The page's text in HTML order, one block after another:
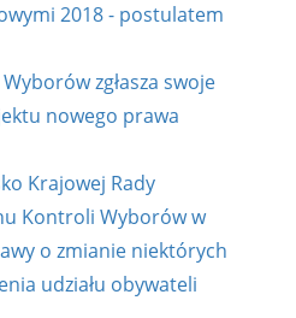
2018 - postulatem
zgłasza swoje
nowego prawa
Krajowej Rady
Kontroli Wyborów w
o zmianie niektórych
udziału obywateli